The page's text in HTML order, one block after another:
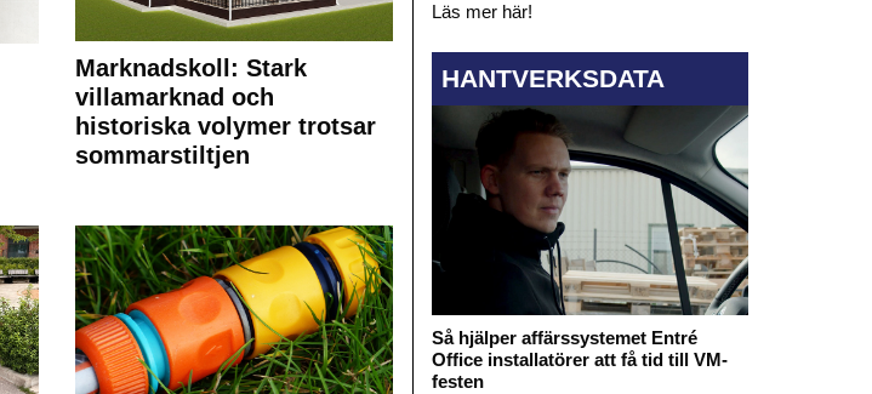
Marknadskoll: Stark
villamarknad och
historiska volymer trotsar
sommarstiltjen
Läs mer här!
HANTVERKSDATA
Så hjälper affärssystemet Entré
Office installatörer att få tid till VM-
festen